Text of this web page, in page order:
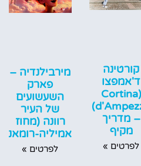
קורטינה
ד'אמפצו
(Cortina
d'Ampezzo)
– מדריך
מקיף
לפרטים »
מירבילנדיה –
פארק
השעשועים
של העיר
רוונה (מחוז
אמיליה-
לפרטים »